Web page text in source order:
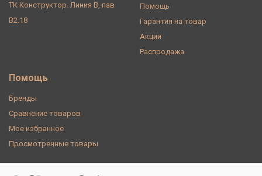
ТК Конструктор. Линия В, пав
В2.18
Помощь
Гарантия на товар
Акции
Распродажа
Помощь
Бренды
Сравнение товаров
Мое избранное
Просмотренные товары